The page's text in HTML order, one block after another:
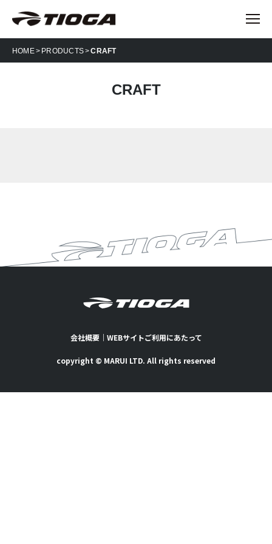
HOME PRODUCTS CRAFT
CRAFT
会社概要｜ WEBサイトご利用にあたって
copyright © MARUI LTD. All rights reserved